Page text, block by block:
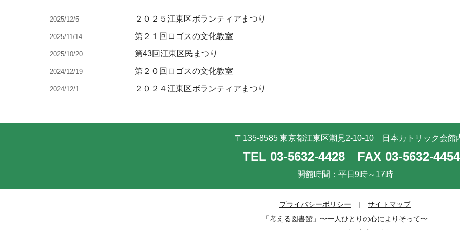
2025/12/5 ２０２５江東区ボランティアまつり
2025/11/14 第２１回ロゴスの文化教室
2025/10/20 第43回江東区民まつり
2024/12/19 第２０回ロゴスの文化教室
2024/12/1 ２０２４江東区ボランティアまつり
〒135-8585 東京都江東区潮見2-10-10 日本カトリック会館
TEL 03-5632-4428 FAX 03-5632-4454
開館時間：平日9時～17時
プライバシーポリシー | サイトマップ
「考える図書館」〜一人ひとりの心によりそって〜